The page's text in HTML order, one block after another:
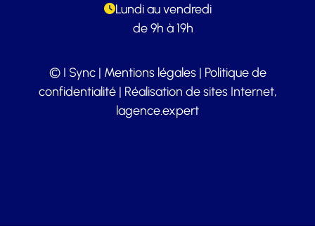
Lundi au vendredi
de 9h à 19h
© I Sync | Mentions légales| Politique de
confidentialité| Réalisation de sites Internet,
lagence.expert